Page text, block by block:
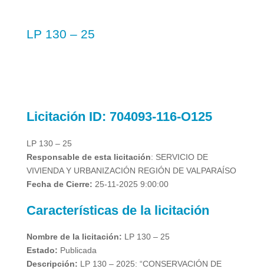
LP 130 – 25
Licitación ID: 704093-116-O125
LP 130 – 25
Responsable de esta licitación: SERVICIO DE
VIVIENDA Y URBANIZACIÓN REGIÓN DE VALPARAÍSO
Fecha de Cierre: 25-11-2025 9:00:00
Características de la licitación
Nombre de la licitación: LP 130 – 25
Estado: Publicada
Descripción: LP 130 – 2025: “CONSERVACIÓN DE